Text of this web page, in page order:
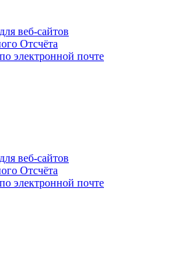
веб-сайтов
Отсчёта
электронной почте
веб-сайтов
Отсчёта
электронной почте